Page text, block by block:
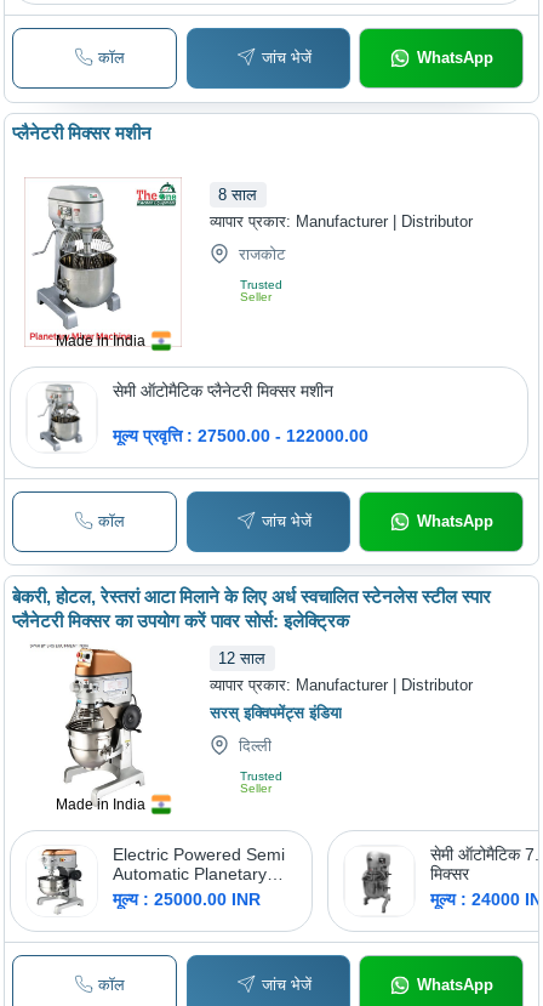
कॉल जांच भेजें WhatsApp
Made in India
प्लैनेटरी मिक्सर मशीन
8 साल
व्यापार प्रकार: Manufacturer | Distributor
राजकोट
Trusted
Seller
सेमी ऑटोमैटिक प्लैनेटरी मिक्सर मशीन
मूल्य प्रवृत्ति : 27500.00 - 122000.00
कॉल जांच भेजें WhatsApp
Made in India
बेकरी, होटल, रेस्तरां आटा मिलाने के लिए अर्ध स्वचालित स्टेनलेस स्टील स्पार
प्लैनेटरी मिक्सर का उपयोग करें पावर सोर्स: इलेक्ट्रिक
12 साल
व्यापार प्रकार: Manufacturer | Distributor
सरस् इक्विपमेंट्स इंडिया
दिल्ली
Trusted
Seller
Electric Powered Semi
Automatic Planetary
Mixer - Stainless Steel,
Silver, 20kg | Mixing,
Whisking, Kneading
मूल्य : 25000.00 INR
सेमी ऑटोमैटिक
मिक्सर
मूल्य : 24000
कॉल जांच भेजें WhatsApp